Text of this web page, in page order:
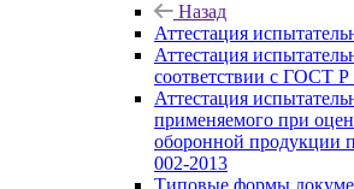
Назад
Аттестация
Аттестация
соответствии с ГОСТ Р
Аттестация
применяемого при
оборонной продукции
002-2013
Типовые формы